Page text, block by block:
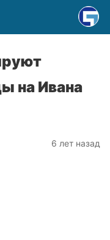
на Ивана
6 лет назад